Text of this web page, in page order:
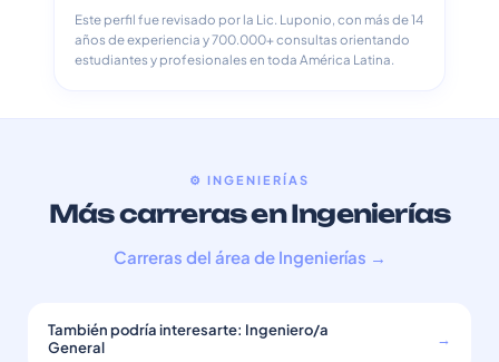
Este perfil fue revisado por la Lic. Luponio, con más de 14
años de experiencia y 700.000+ consultas orientando
estudiantes y profesionales en toda América Latina.
⚙️ INGENIERÍAS
Más carreras en Ingenierías
Carreras del área de Ingenierías →
También podría interesarte: Ingeniero/a
General
→